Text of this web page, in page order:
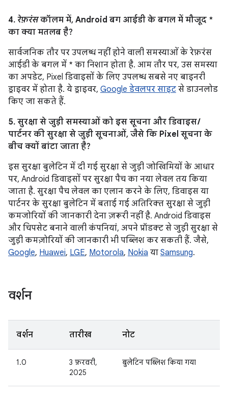
4. रेफ़रंसकॉलम में, Android बग आईडी के बगल में मौजूद *
का क्या मतलब है?
सार्वजनिक तौर पर उपलब्ध नहीं होने वाली समस्याओं के रेफ़रंस
आईडी के बगल में * का निशान होता है. आम तौर पर, उस समस्या
का अपडेट, Pixel डिवाइसों के लिए उपलब्ध सबसे नए बाइनरी
ड्राइवर में होता है. ये ड्राइवर, Google डेवलपर साइट से डाउनलोड
किए जा सकते हैं.
5. सुरक्षा से जुड़ी समस्याओं को इस सूचना और डिवाइस /
पार्टनर की सुरक्षा से जुड़ी सूचनाओं, जैसे कि Pixel सूचना के
बीच क्यों बांटा जाता है?
इस सुरक्षा बुलेटिन में दी गई सुरक्षा से जुड़ी जोखिमियों के आधार
पर, Android डिवाइसों पर सुरक्षा पैच का नया लेवल तय किया
जाता है. सुरक्षा पैच लेवल का एलान करने के लिए, डिवाइस या
पार्टनर के सुरक्षा बुलेटिन में बताई गई अतिरिक्त सुरक्षा से जुड़ी
कमजोरियों की जानकारी देना ज़रूरी नहीं है. Android डिवाइस
और चिपसेट बनाने वाली कंपनियां, अपने प्रॉडक्ट से जुड़ी सुरक्षा से
जुड़ी कमज़ोरियों की जानकारी भी पब्लिश कर सकती हैं. जैसे,
Google, Huawei, LGE, Motorola, Nokia या Samsung.
वर्शन
वर्शन तारीख नोट
1.0
3 फ़रवरी,
2025
बुलेटिन पब्लिश किया गया